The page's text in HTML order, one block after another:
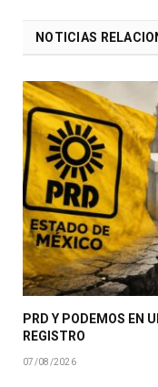
NOTICIAS
PRD Y PODEMOS EN
REGISTRO
07/08/2026